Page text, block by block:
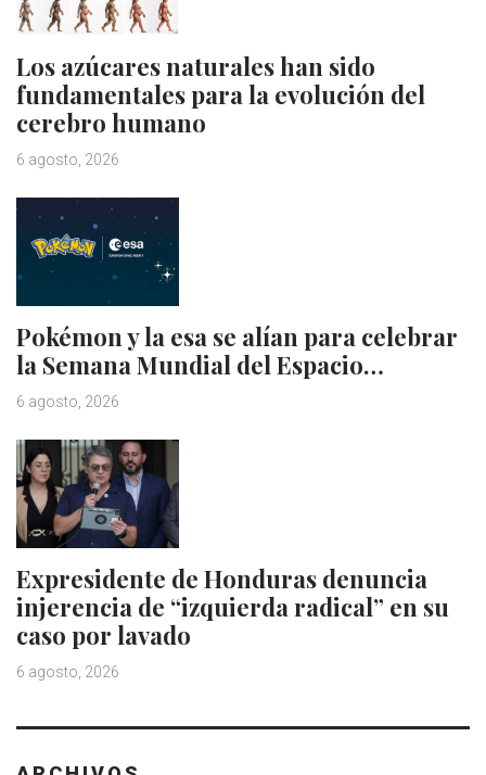
Los azúcares naturales han sido
fundamentales para la evolución del
cerebro humano
6 agosto, 2026
Pokémon y la esa se alían para celebrar
la Semana Mundial del Espacio…
6 agosto, 2026
Expresidente de Honduras denuncia
injerencia de “izquierda radical” en su
caso por lavado
6 agosto, 2026